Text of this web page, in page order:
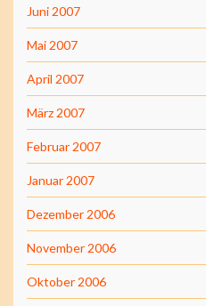
Juni 2007
Mai 2007
April 2007
März 2007
Februar 2007
Januar 2007
Dezember 2006
November 2006
Oktober 2006